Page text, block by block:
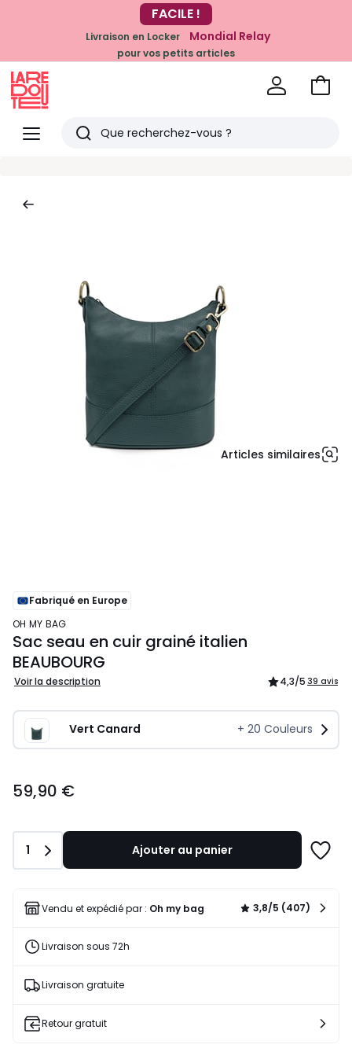
-20% dès 39€*
sur la mode
FACILE !
Livraison en Locker Mondial Relay
pour vos petits articles
Menu
Redoute
Rechercher
Voir
Articles similaires
Fabriqué en Europe
OH MY BAG
Sac seau en cuir grainé italien
BEAUBOURG
Voir la description 4,3/5 39 avis
Vert Canard + 20 Couleurs
€.
59,90 €
Quantité
1 Ajouter au panier
liste
Vendu et expédié par : Oh my bag 3,8/5 (407)
Livraison sous 72h
Livraison gratuite
Retour gratuit